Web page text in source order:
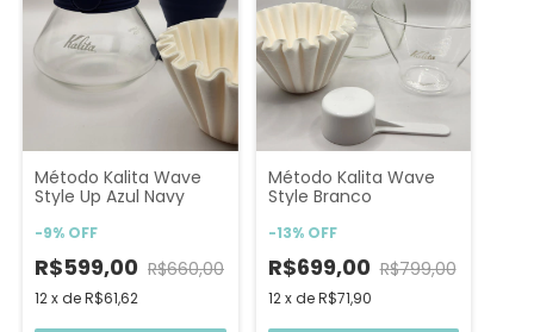
Método Kalita Wave
Style Up Azul Navy
-9% OFF
R$599,00 R$660,00
12xdeR$61,62
Método Kalita Wave
Style Branco
-13% OFF
R$699,00 R$799,00
12 xdeR$71,90